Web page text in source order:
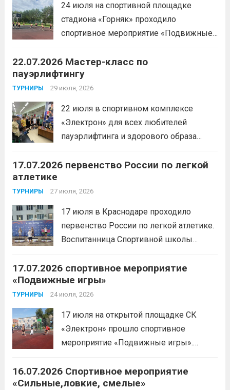
Всеволод3 место — Табакова
Александра
24 июля на спортивной площадке
стадиона «Горняк» проходило
спортивное мероприятие «Подвижные
«хоккей».Читать дальше
22.07.2026 Мастер-класс по
пауэрлифтингу
ТУРНИРЫ 29 июля, 2026
22 июля в спортивном комплексе
«Электрон» для всех любителей
пауэрлифтинга и здорового образа
с Анитой Андрюковой — мастером
победительницей первенства
воспринимается как спорт для
избранных, требующий исключительно
физической мощи. Однако...
17.07.2026 первенство России по легкой
атлетике
ТУРНИРЫ 27 июля, 2026
17 июля в Краснодаре проходило
первенство России по легкой атлетике.
Воспитанница Спортивной школы
заняла 1 место на дистанции 3000 м. с
результатом 10.01,78. Подготовил
спортсменку тренер-преподаватель
дальше
17.07.2026 спортивное мероприятие
«Подвижные игры»
ТУРНИРЫ 24 июля, 2026
17 июля на открытой площадке СК
«Электрон» прошло спортивное
мероприятие «Подвижные игры».
16.07.2026 Спортивное мероприятие
«Сильные,ловкие, смелые»